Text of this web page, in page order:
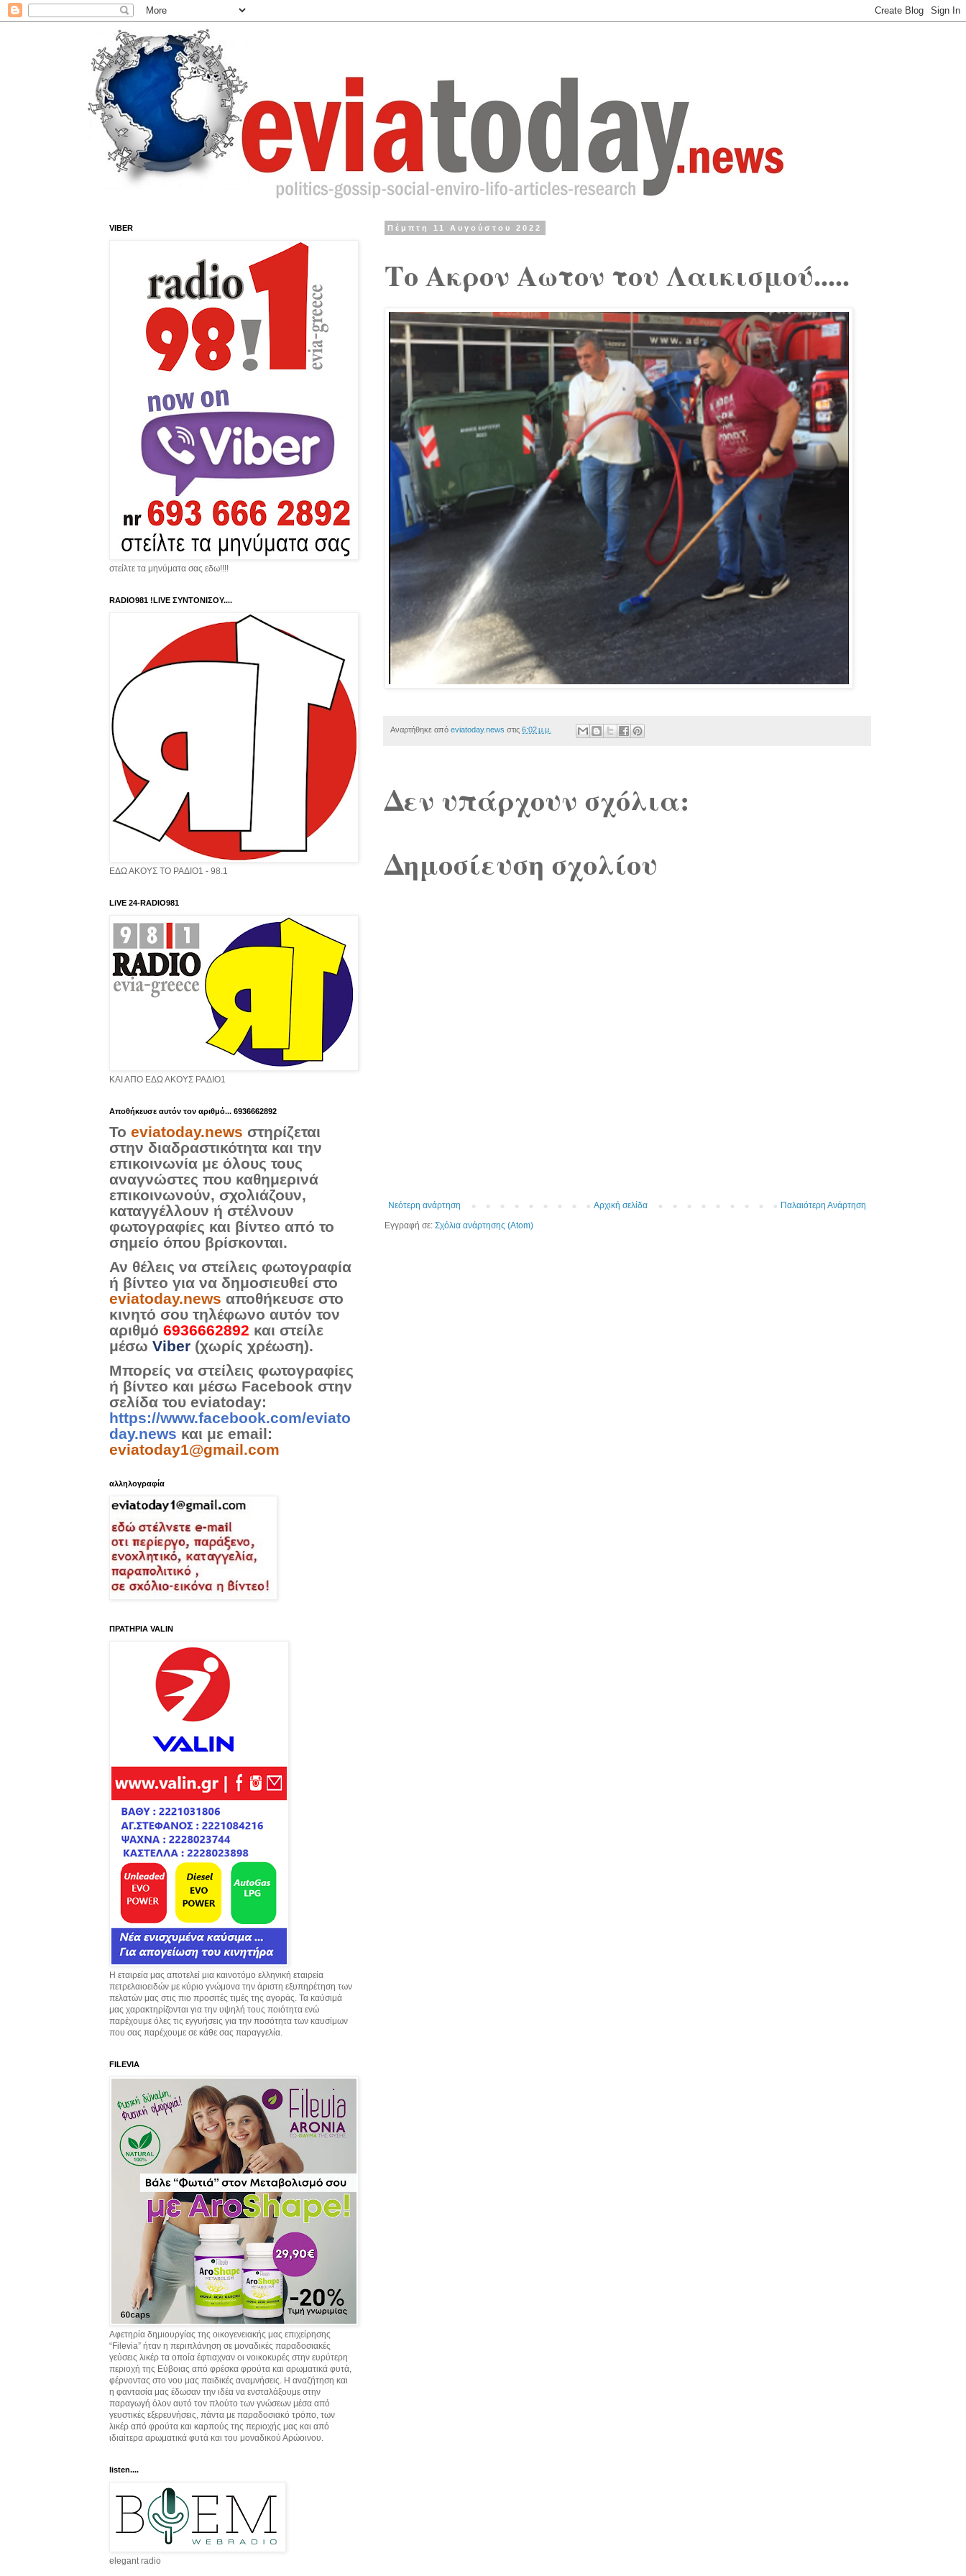
Πέμπτη 11 Αυγούστου 2022
Το Ακρον Αωτον του Λαικισμού.....
Αναρτήθηκε από eviatoday.news στις 6:02 μ.μ.
Δεν υπάρχουν σχόλια:
Δημοσίευση σχολίου
Νεότερη ανάρτηση Παλαιότερη Ανάρτηση
Αρχική σελίδα
Εγγραφή σε: Σχόλια ανάρτησης (Atom)
VIBER
στείλτε τα μηνύματα σας εδω!!!!
RADIO981 !LIVE ΣΥΝΤΟΝΙΣΟΥ....
ΕΔΩ ΑΚΟΥΣ ΤΟ ΡΑΔΙΟ1 - 98.1
LiVE 24-RADIO981
ΚΑΙ ΑΠΟ ΕΔΩ ΑΚΟΥΣ ΡΑΔΙΟ1
Aποθήκευσε αυτόν τον αριθμό... 6936662892
Το eviatoday.news στηρίζεται
στην διαδραστικότητα και την
επικοινωνία με όλους τους
αναγνώστες που καθημερινά
επικοινωνούν, σχολιάζουν,
καταγγέλλουν ή στέλνουν
φωτογραφίες και βίντεο από το
σημείο όπου βρίσκονται.
Αν θέλεις να στείλεις φωτογραφία
ή βίντεο για να δημοσιευθεί στο
eviatoday.news αποθήκευσε στο
κινητό σου τηλέφωνο αυτόν τον
αριθμό 6936662892 και στείλε
μέσω Viber (χωρίς χρέωση).
Μπορείς να στείλεις φωτογραφίες
ή βίντεο και μέσω Facebook στην
σελίδα του eviatoday:
https://www.facebook.com/eviato
day.news και με email:
eviatoday1@gmail.com
αλληλογραφία
ΠΡΑΤΗΡΙΑ VALIN
Η εταιρεία μας αποτελεί μια καινοτόμο ελληνική εταιρεία
πετρελαιοειδών με κύριο γνώμονα την άριστη εξυπηρέτηση των
πελατών μας στις πιο προσιτές τιμές της αγοράς. Τα καύσιμά
μας χαρακτηρίζονται για την υψηλή τους ποιότητα ενώ
παρέχουμε όλες τις εγγυήσεις για την ποσότητα των καυσίμων
που σας παρέχουμε σε κάθε σας παραγγελία.
FILEVIA
Αφετηρία δημιουργίας της οικογενειακής μας επιχείρησης
“Filevia” ήταν η περιπλάνηση σε μοναδικές παραδοσιακές
γεύσεις λικέρ τα οποία έφτιαχναν οι νοικοκυρές στην ευρύτερη
περιοχή της Εύβοιας από φρέσκα φρούτα και αρωματικά φυτά,
φέρνοντας στο νου μας παιδικές αναμνήσεις. Η αναζήτηση και
η φαντασία μας έδωσαν την ιδέα να ενσταλάξουμε στην
παραγωγή όλον αυτό τον πλούτο των γνώσεων μέσα από
γευστικές εξερευνήσεις, πάντα με παραδοσιακό τρόπο, των
λικέρ από φρούτα και καρπούς της περιοχής μας και από
ιδιαίτερα αρωματικά φυτά και του μοναδικού Αρώοινου.
listen....
elegant radio